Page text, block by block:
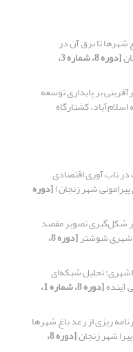
شهرها تا برق آن در
[دوره 8، شماره 3،
بر پایداری توسعه
کشتارگاه
تاب ­آوری ­اقتصادی
شهر زنجان)[دوره
شکل‌گیری تصویر مقصد
شوشتر [دوره 8،
تحلیل شبکه‌ای
آینده [دوره 8، شماره 1،
ریزی از رعد باغ شهرها
شهر زنجان [دوره 8،